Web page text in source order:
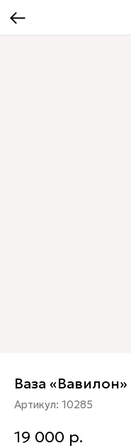
Ваза «Вавилон»
Артикул: 10285
19 000 р.